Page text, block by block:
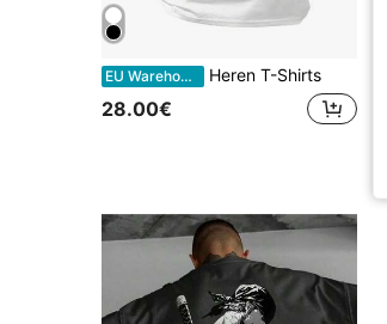
EU Warehouse Heren T-Shirts
28.00€